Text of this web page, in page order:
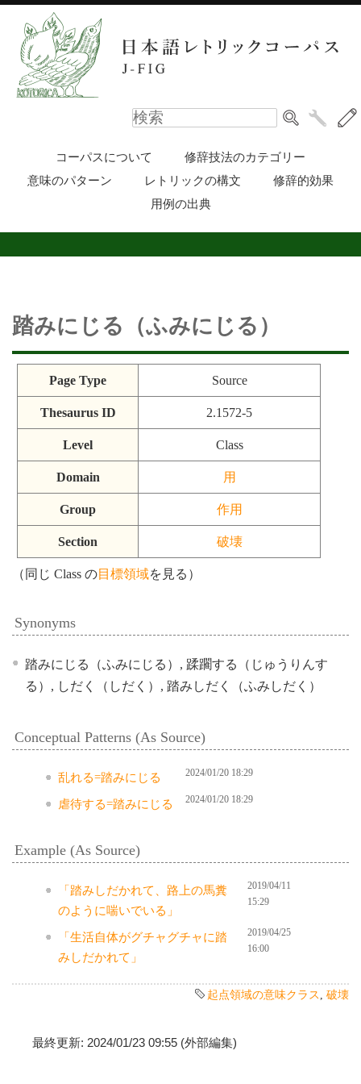
コーパスについて
修辞技法のカテゴリー
意味のパターン
レトリックの構文
修辞的効果
用例の出典
踏みにじる（ふみにじる）
Page Type Source
Thesaurus ID 2.1572-5
Level Class
Domain 用
Group 作用
Section 破壊
（同じ Class の目標領域を見る）
Synonyms
踏みにじる（ふみにじる）, 蹂躙する（じゅうりんす
る）, しだく（しだく）, 踏みしだく（ふみしだく）
Conceptual Patterns (As Source)
乱れる=踏みにじる 2024/01/20 18:29
虐待する=踏みにじる 2024/01/20 18:29
Example (As Source)
「踏みしだかれて、路上の馬糞
のように喘いでいる」
2019/04/11
15:29
「生活自体がグチャグチャに踏
みしだかれて」
2019/04/25
16:00
起点領域の意味クラス, 破壊
最終更新: 2024/01/23 09:55 (外部編集)